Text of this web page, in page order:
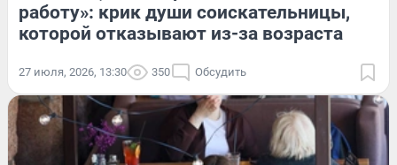
работу»: крик души соискательницы,
которой отказывают из-за возраста
27 июля, 2026, 13:30 350 Обсудить